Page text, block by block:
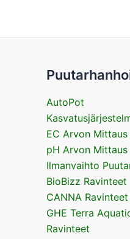
AutoPot
EC Arvon Mittaus
pH Arvon Mittaus
Ilmanvaihto
BioBizz Ravinteet
CANNA Ravinteet
GHE Terra
Ravinteet